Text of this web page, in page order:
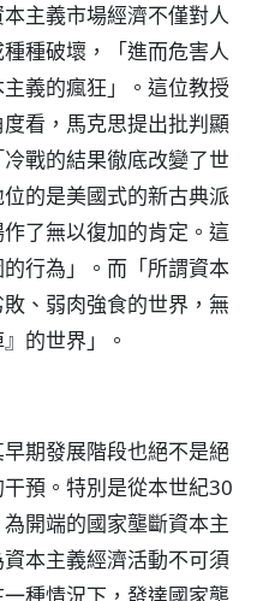
本主義市場經濟不僅對人
種破壞，「進而危害人
義的瘋狂」。這位教授
看，馬克思提出批判顯
戰的結果徹底改變了世
的是美國式的新古典派
了無以復加的肯定。這
行為」。而「所謂資本
、弱肉強食的世界，無
的世界」。
期發展階段也絕不是絕
預。特別是從本世紀30
開端的國家壟斷資本主
本主義經濟活動不可須